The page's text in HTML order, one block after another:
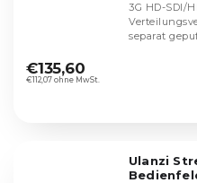
durchschnittliche
Produktbewertung
€112,07 ohne MwSt.
€135,60
3G HD-SDI/
separat
Ulanzi